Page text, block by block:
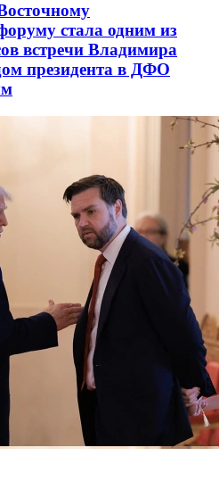
стала одним из
встречи Владимира
президента в ДФО